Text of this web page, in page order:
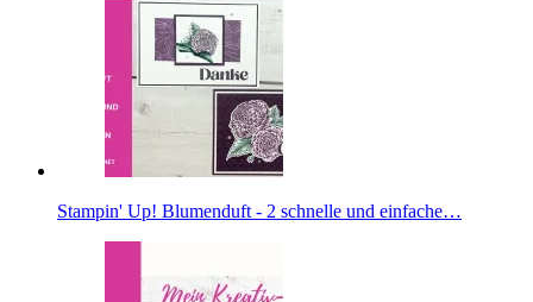
Stampin' Up! Blumenduft - 2 schnelle und einfache…